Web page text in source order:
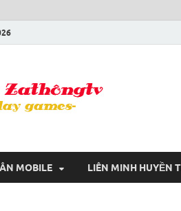
MOBILE LIÊN MINH HUYỀN